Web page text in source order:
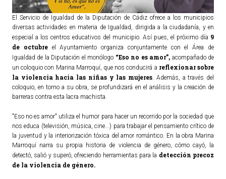
Historia
Qué ver
Fiestas
Gastronomía
Dónde comer
Artesanía
Entorno
Callejero
El Servicio de Igualdad de la Diputación de Cádiz ofrece a los municipios
diversas actividades en materia de Igualdad, dirigida a la ciudadanía, y en
especial a los centros educativos del municipio. Así pues, el próximo día 9
de octubreel Ayuntamiento organiza conjuntamente con el Área de
Igualdad de la Diputación el monólogo “Eso no es amor”, acompañado de
un coloquio con Marina Marroquí, que nos conducirá a reflexionar sobre
la violencia hacia las niñas y las mujeres. Además, a través del
coloquio, en torno a su obra, se profundizará en el análisis y la creación de
barreras contra esta lacra machista.
"Eso no es amor" utiliza el humor para hacer un recorrido por la sociedad que
nos educa (televisión, música, cine...) para trabajar el pensamiento crítico de
la juventud y la interiorización tóxica del amor romántico. En la obra Marina
Marroquí narra su propia historia de violencia de género, cómo cayó, la
detectó, salió y superó, ofreciendo herramientas para la detección precoz
de la violencia de género.